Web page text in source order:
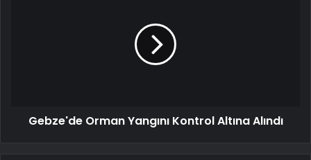
Gebze'de Orman Yangını Kontrol Altına Alındı